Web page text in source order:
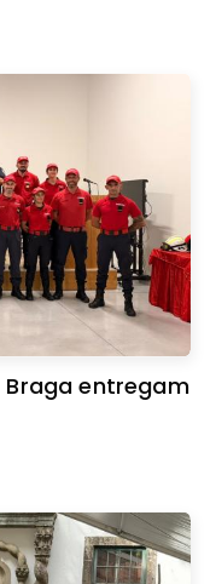
entregam